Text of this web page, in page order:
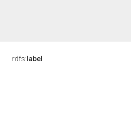
rdfs: label